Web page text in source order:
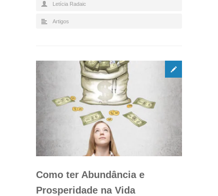
Letícia Radaic
Artigos
Como ter Abundância e
Prosperidade na Vida